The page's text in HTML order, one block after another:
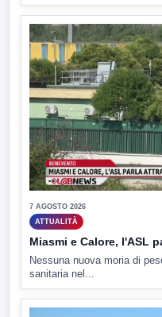
7 AGOSTO 2026
ATTUALITÀ
Miasmi e Calore, l'ASL
Nessuna nuova moria di
sanitaria nel...